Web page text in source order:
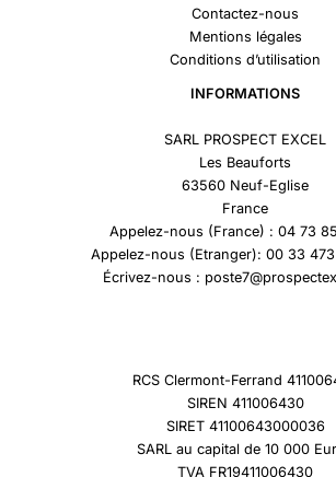
Contactez-nous
Mentions légales
Conditions d’utilisation
INFORMATIONS
SARL PROSPECT EXCEL
Les Beauforts
63560 Neuf-Eglise
France
Appelez-nous (France) : 04 73
Appelez-nous (Etranger): 00 33
Écrivez-nous :
RCS Clermont-Ferrand
SIREN 411006430
SIRET 41100643000036
SARL au capital de 10 000
TVA FR19411006430